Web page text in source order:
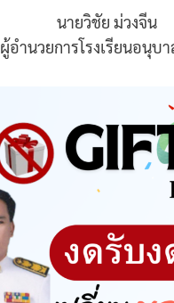
นายวิชัย ม่วงจีน
ผู้อำนวยการโรงเรียนอนุบ